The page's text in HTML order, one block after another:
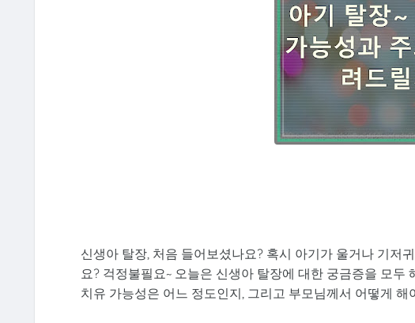
신생아 탈장, 처음 들어보셨나요? 혹시 아기가 울거나 기저
요? 걱정불필요~ 오늘은 신생아 탈장에 대한 궁금증을 모
치유 가능성은 어느 정도인지, 그리고 부모님께서 어떻게